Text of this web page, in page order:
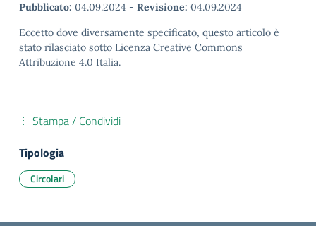
Pubblicato: 04.09.2024 - Revisione: 04.09.2024
Eccetto dove diversamente specificato, questo articolo è
stato rilasciato sotto Licenza Creative Commons
Attribuzione 4.0 Italia.
Stampa / Condividi
Tipologia
Circolari